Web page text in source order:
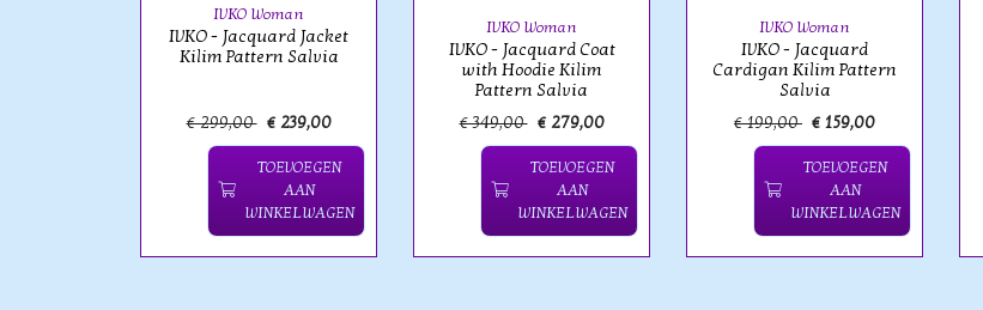
IVKO Woman
IVKO - Jacquard Jacket
Kilim Pattern Salvia
€ 299,00 € 239,00
TOEVOEGEN
AAN
WINKELWAGEN
IVKO Woman
IVKO - Jacquard Coat
with Hoodie Kilim
Pattern Salvia
€ 349,00 € 279,00
TOEVOEGEN
AAN
WINKELWAGEN
IVKO Woman
IVKO - Jacquard
Cardigan Kilim Pattern
Salvia
€ 199,00 € 159,00
TOEVOEGEN
AAN
WINKELWAGEN